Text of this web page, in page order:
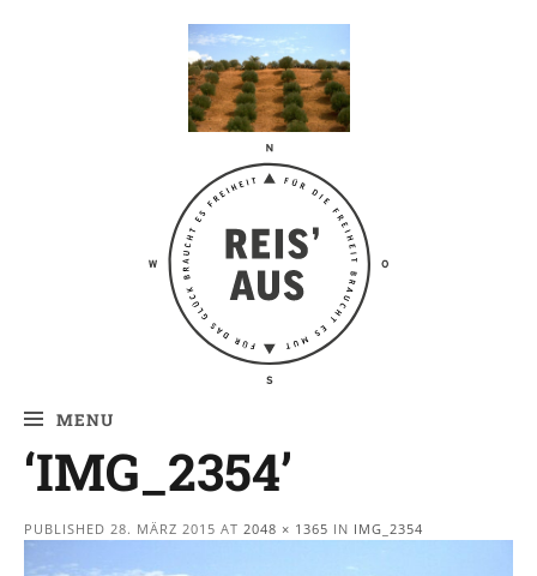
Reis' aus –
Reiseblog
MENU
‘IMG_2354’
PUBLISHED 28. MÄRZ 2015 AT 2048 × 1365 IN IMG_2354